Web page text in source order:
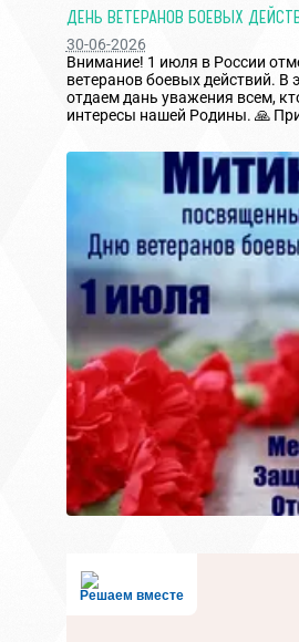
ДЕНЬ ВЕТЕРАНОВ БОЕВЫХ
30-06-2026
Внимание! 1 июля в России
ветеранов боевых действий. В
отдаем дань уважения всем,
интересы нашей Родины. 🙏
Решаем вместе